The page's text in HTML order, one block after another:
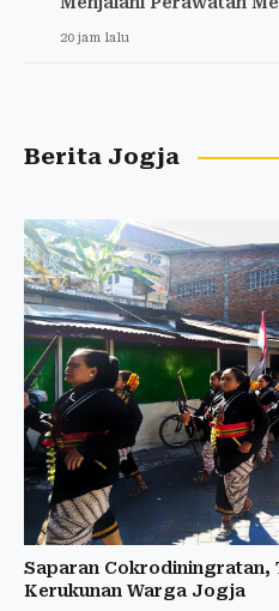
20 jam lalu
Berita Jogja
Saparan Cokrodiningratan,
Kerukunan Warga Jogja